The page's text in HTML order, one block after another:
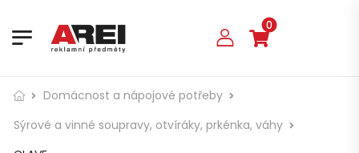
0
Domácnost a nápojové potřeby
Sýrové a vinné soupravy, otvíráky, prkénka, váhy